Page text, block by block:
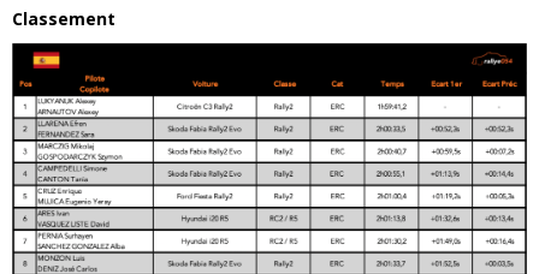
Classement